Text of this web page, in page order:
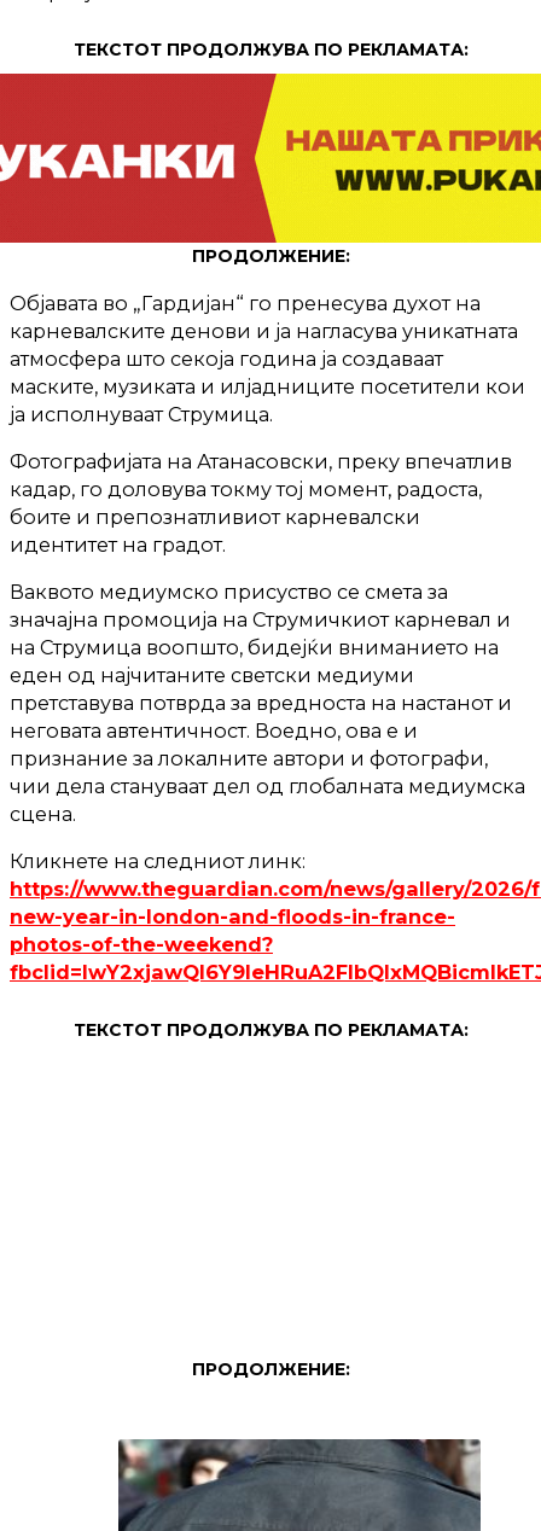
ТЕКСТОТ ПРОДОЛЖУВА ПО РЕКЛАМАТА:
ПРОДОЛЖЕНИЕ:
Објавата во „Гардијан“ го пренесува духот на
карневалските денови и ја нагласува уникатната
атмосфера што секоја година ја создаваат
маските, музиката и илјадниците посетители кои
ја исполнуваат Струмица.
Фотографијата на Атанасовски, преку впечатлив
кадар, го доловува токму тој момент, радоста,
боите и препознатливиот карневалски
идентитет на градот.
Ваквото медиумско присуство се смета за
значајна промоција на Струмичкиот карневал и
на Струмица воопшто, бидејќи вниманието на
еден од најчитаните светски медиуми
претставува потврда за вредноста на настанот и
неговата автентичност. Воедно, ова е и
признание за локалните автори и фотографи,
чии дела стануваат дел од глобалната медиумска
сцена.
Кликнете на следниот линк:
https://www.theguardian.com/news/gallery/2026/
new-year-in-london-and-floods-in-france-
photos-of-the-weekend?
ТЕКСТОТ ПРОДОЛЖУВА ПО РЕКЛАМАТА:
ПРОДОЛЖЕНИЕ: